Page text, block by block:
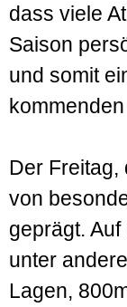
dass viele
Saison
und somit
Der Freitag,
von
geprägt.
unter
Lagen,